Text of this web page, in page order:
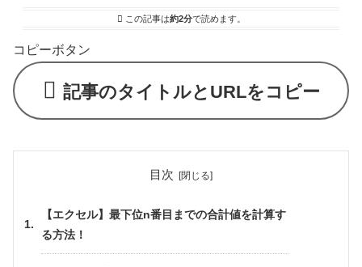
この記事は約2分で読めます。
コピーボタン
記事のタイトルとURLをコピー
目次
【エクセル】最下位n番目までの合計値を計算す
る方法！